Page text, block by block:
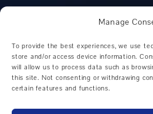
Manage
To provide the best experiences, we use
store and/or access device information.
will allow us to process data such as
this site. Not consenting or withdrawing
certain features and functions.
CNC esztergák
Ciklus vezérelt eszterga